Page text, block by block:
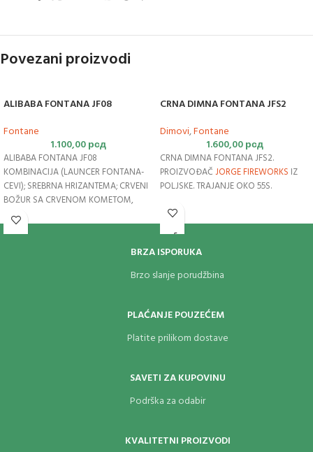
Povezani proizvodi
ALIBABA FONTANA JF08
Fontane
1.100,00рсд
ALIBABA FONTANA JF08
KOMBINACIJA (LAUNCER FONTANA-
CEVI); SREBRNA HRIZANTEMA; CRVENI
BOŽUR SA CRVENOM KOMETOM,
MALA HRIZANTEMA SA CRVENOM
KOMETOM – SA
CRNA DIMNA FONTANA JFS2
Dimovi,Fontane
1.600,00рсд
CRNA DIMNA FONTANA JFS2.
PROIZVOĐAČ JORGEFIREWORKS IZ
POLJSKE. TRAJANJE OKO 55S.
BRZA ISPORUKA
Brzo slanje porudžbina
PLAĆANJE POUZEĆEM
Platite prilikom dostave
SAVETI ZA KUPOVINU
Podrška za odabir
KVALITETNI PROIZVODI